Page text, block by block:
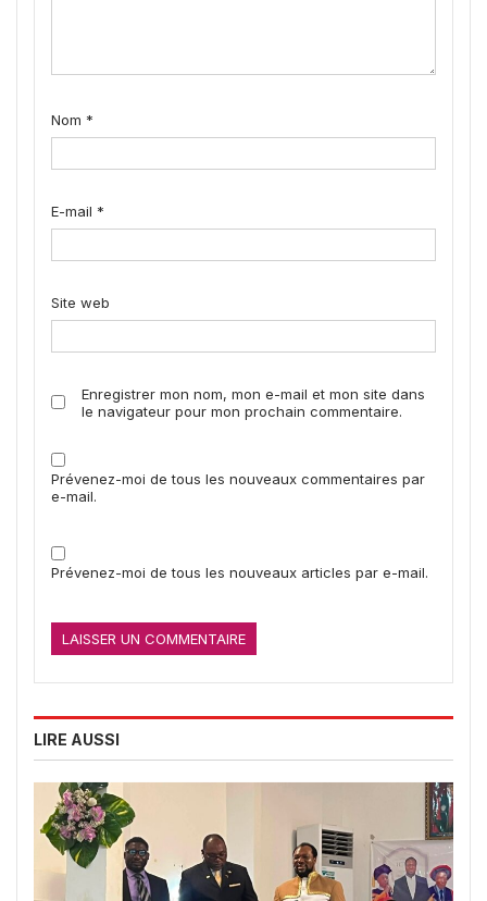
Nom *
E-mail *
Site web
Enregistrer mon nom, mon e-mail et mon site dans
le navigateur pour mon prochain commentaire.
Prévenez-moi de tous les nouveaux commentaires par
e-mail.
Prévenez-moi de tous les nouveaux articles par e-mail.
LIRE AUSSI